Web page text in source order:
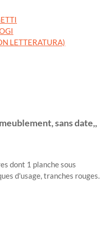
LETTERATURA)
sans date,,
dont 1 planche sous
d'usage, tranches rouges.